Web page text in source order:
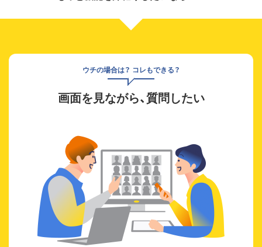
ウチの場合は？ コレもできる？
画面を見ながら、質問したい